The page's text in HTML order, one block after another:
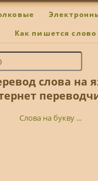
Как пишется слово
слова на
Слова на букву ...